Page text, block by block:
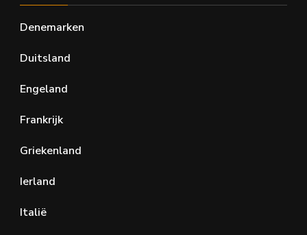
Denemarken
Duitsland
Engeland
Frankrijk
Griekenland
Ierland
Italië